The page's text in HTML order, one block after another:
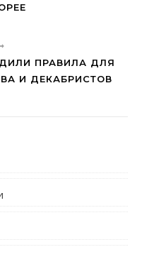
ПРАВИЛА ДЛЯ
И ДЕКАБРИСТОВ